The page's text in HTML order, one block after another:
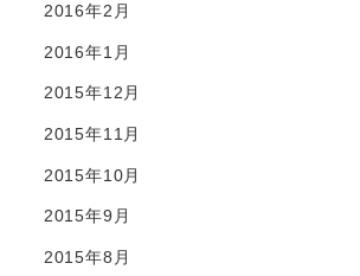
2016年2月
2016年1月
2015年12月
2015年11月
2015年10月
2015年9月
2015年8月